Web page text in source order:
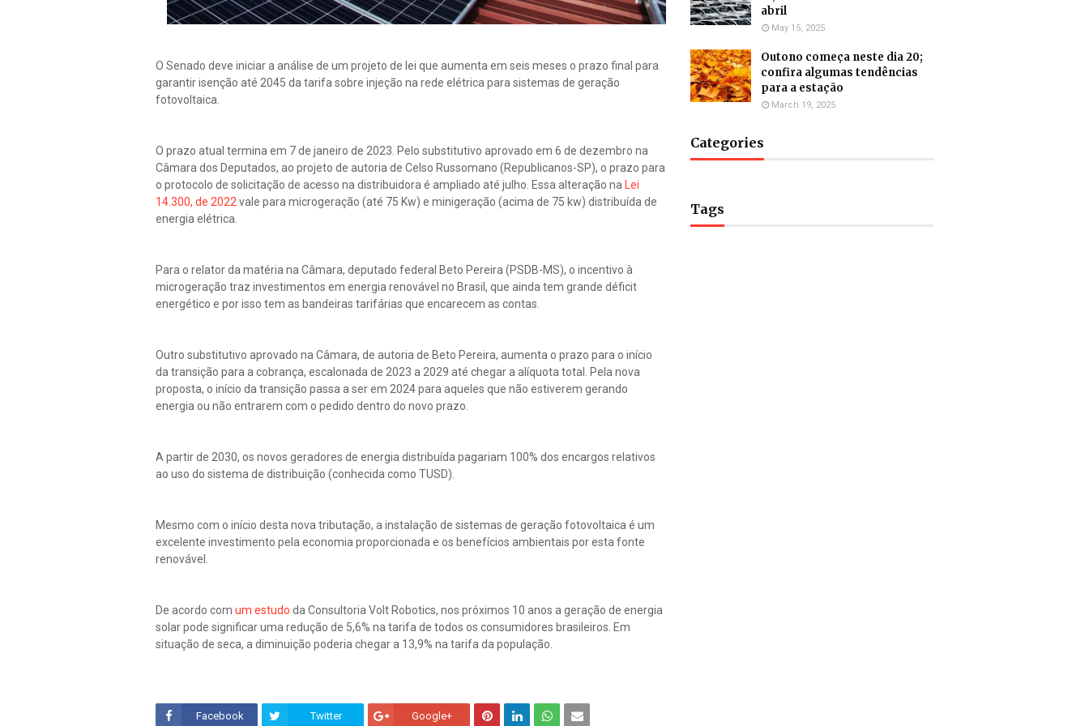
O Senado deve iniciar a análise de um projeto de lei que aumenta em seis meses o prazo final para
garantir isenção até 2045 da tarifa sobre injeção na rede elétrica para sistemas de geração
fotovoltaica.
O prazo atual termina em 7 de janeiro de 2023. Pelo substitutivo aprovado em 6 de dezembro na
Câmara dos Deputados, ao projeto de autoria de Celso Russomano (Republicanos-SP), o prazo para
o protocolo de solicitação de acesso na distribuidora é ampliado até julho. Essa alteração na
Lei
14.300, de 2022 vale para microgeração (até 75 Kw) e minigeração (acima de 75 kw) distribuída de
energia elétrica.
Para o relator da matéria na Câmara, deputado federal Beto Pereira (PSDB-MS), o incentivo à
microgeração traz investimentos em energia renovável no Brasil, que ainda tem grande déficit
energético e por isso tem as bandeiras tarifárias que encarecem as contas.
Outro substitutivo aprovado na Câmara, de autoria de Beto Pereira, aumenta o prazo para o início
da transição para a cobrança, escalonada de 2023 a 2029 até chegar a alíquota total. Pela nova
proposta, o início da transição passa a ser em 2024 para aqueles que não estiverem gerando
energia ou não entrarem com o pedido dentro do novo prazo.
A partir de 2030, os novos geradores de energia distribuída pagariam 100% dos encargos relativos
ao uso do sistema de distribuição (conhecida como TUSD).
Mesmo com o início desta nova tributação, a instalação de sistemas de geração fotovoltaica é um
excelente investimento pela economia proporcionada e os benefícios ambientais por esta fonte
renovável.
De acordo com um estudo da Consultoria Volt Robotics, nos próximos 10 anos a geração de energia
solar pode significar uma redução de 5,6% na tarifa de todos os consumidores brasileiros. Em
situação de seca, a diminuição poderia chegar a 13,9% na tarifa da população.
Facebook Twitter Google+
abril
May 15, 2025
Outono começa neste dia 20;
confira algumas tendências
para a estação
March 19, 2025
Categories
Tags